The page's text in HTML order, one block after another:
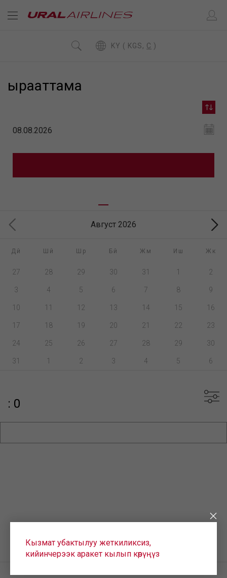
KY ( KGS, C )
ырааттама
Август 2026
Дй Шй Шр Бй Жм Иш Жк
27 28 29 30 31 1 2
3 4 5 6 7 8 9
10 11 12 13 14 15 16
17 18 19 20 21 22 23
24 25 26 27 28 29 30
31 1 2 3 4 5 6
: 0
Кызмат убактылуу жеткиликсиз,
кийинчерээк аракет кылып көрүңүз